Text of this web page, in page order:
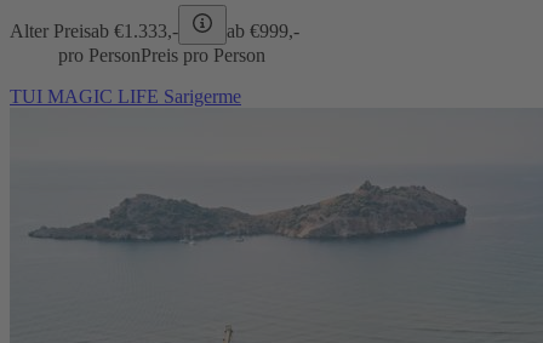
Alter Preisab €1.333,- ab €999,-
pro PersonPreis pro Person
TUI MAGIC LIFE Sarigerme